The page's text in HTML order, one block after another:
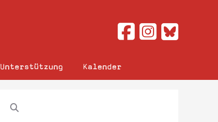
Unterstützung Kalender